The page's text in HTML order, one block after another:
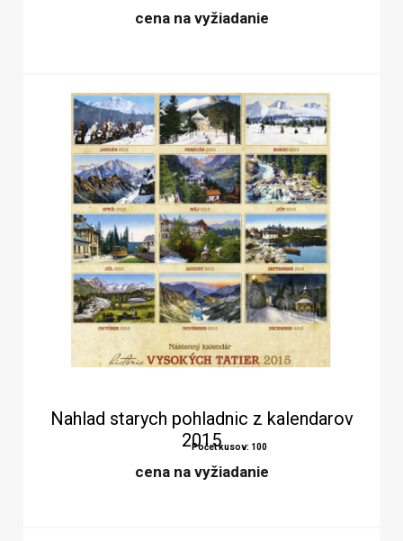
cena na vyžiadanie
Nahlad starych pohladnic z kalendarov
2015
Počet kusov: 100
cena na vyžiadanie